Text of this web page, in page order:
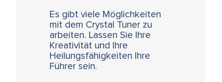
Es gibt viele Möglichkeiten
mit dem Crystal Tuner zu
arbeiten. Lassen Sie Ihre
Kreativität und Ihre
Heilungsfähigkeiten Ihre
Führer sein.